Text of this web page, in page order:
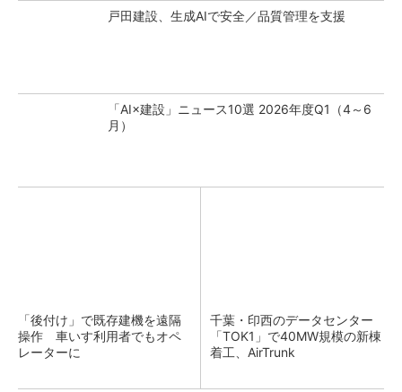
戸田建設、生成AIで安全／品質管理を支援
「AI×建設」ニュース10選 2026年度Q1（4～6
月）
「後付け」で既存建機を遠隔
操作 車いす利用者でもオペ
レーターに
千葉・印西のデータセンター
「TOK1」で40MW規模の新棟
着工、AirTrunk